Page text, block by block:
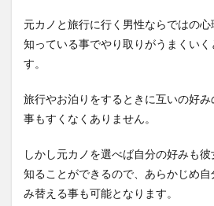
元カノと旅行に行く男性ならではの
知っている事でやり取りがうまくいく
す。
旅行やお泊りをするときに互いの好み
事もすくなくありません。
しかし元カノを選べば自分の好みも
知ることができるので、あらかじめ
み替える事も可能となります。